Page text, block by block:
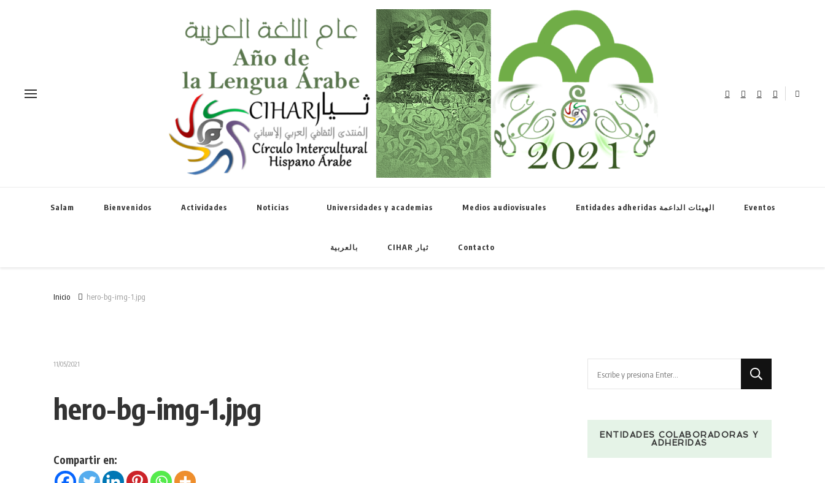
Salam Bienvenidos Actividades Noticias Universidades y academias Medios audiovisuales Entidades adheridas الهيئات الداعمة Eventos
بالعربية CIHAR ثيار Contacto
Inicio hero-bg-img-1.jpg
11/05/2021
hero-bg-img-1.jpg
Compartir en:
ENTIDADES COLABORADORAS Y
ADHERIDAS